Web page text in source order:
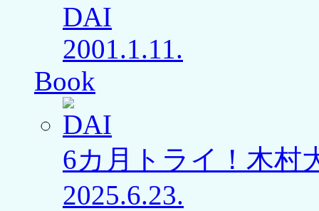
DAI
2001.1.11.
Book
6カ月トライ！木村
2025.6.23.